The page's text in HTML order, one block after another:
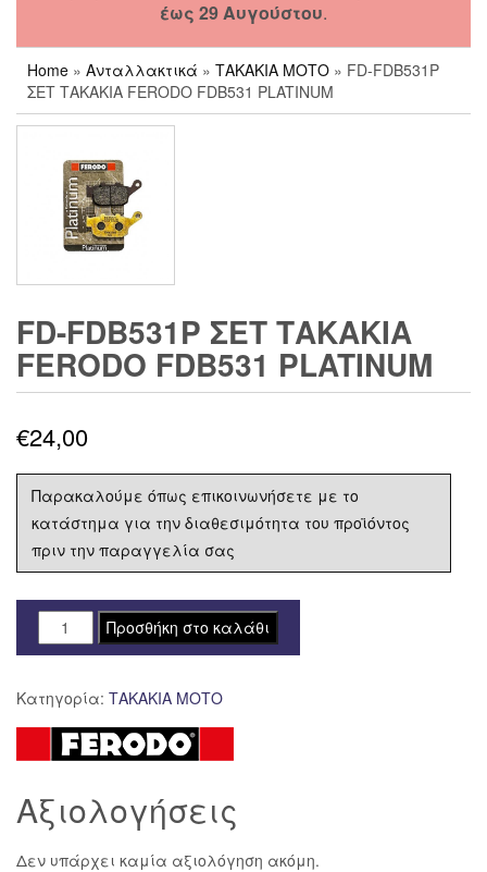
έως 29 Αυγούστου.
Home » Ανταλλακτικά » ΤΑΚΑΚΙΑ ΜΟΤΟ » FD-FDB531P
ΣΕΤ ΤΑΚΑΚΙΑ FERODO FDB531 PLATINUM
FD-FDB531P ΣΕΤ ΤΑΚΑΚΙΑ
FERODO FDB531 PLATINUM
€24,00
Παρακαλούμε όπως επικοινωνήσετε με το
κατάστημα για την διαθεσιμότητα του προϊόντος
πριν την παραγγελία σας
FD-
FDB531P
ΤΑΚΑΚΙΑ
FERODO
FDB531
ποσότητα
Προσθήκη στο καλάθι
Κατηγορία: ΤΑΚΑΚΙΑ ΜΟΤΟ
Αξιολογήσεις
Δεν υπάρχει καμία αξιολόγηση ακόμη.